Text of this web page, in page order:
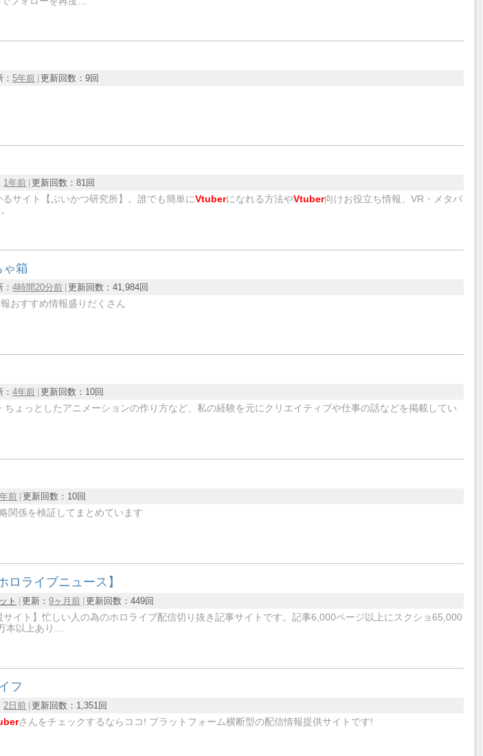
：5年前 更新回数：9回
1年前 更新回数：81回
サイト【ぶいかつ研究所】。誰でも簡単にVtuberになれる方法やVtuber向けお役立ち情報、VR・メタバ
ゃ箱
：4時間20分前 更新回数：41,984回
おすすめ情報盛りだくさん
：4年前 更新回数： 10回
ちょっとしたアニメーションの作り方など、私の経験を元にクリエイティブや仕事の話などを掲載してい
前 更新回数： 10回
関係を検証してまとめています
ロライブニュース】
ト 更新：9ヶ月前 更新回数：449回
サイト】忙しい人の為のホロライブ配信切り抜き記事サイトです。記事6,000ページ以上にスクショ65,000
本以上あり…
フ
2日前 更新回数： 1,351回
さんをチェックするならココ! プラットフォーム横断型の配信情報提供サイトです!